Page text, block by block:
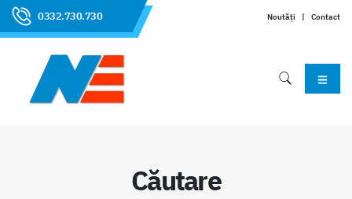
0332.730.730 Noutăți | Contact
Căutare